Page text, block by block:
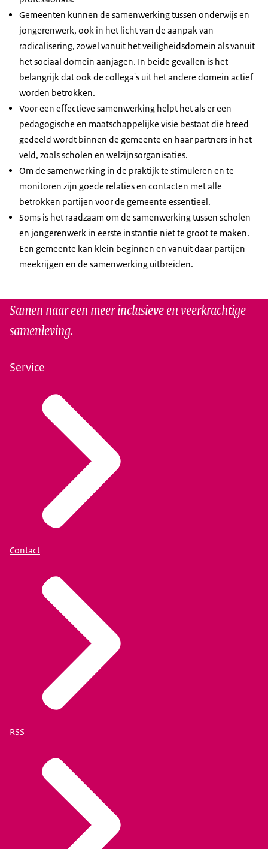
Gemeenten kunnen de samenwerking tussen onderwijs en
jongerenwerk, ook in het licht van de aanpak van
radicalisering, zowel vanuit het veiligheidsdomein als vanuit
het sociaal domein aanjagen. In beide gevallen is het
belangrijk dat ook de collega's uit het andere domein actief
worden betrokken.
Voor een effectieve samenwerking helpt het als er een
pedagogische en maatschappelijke visie bestaat die breed
gedeeld wordt binnen de gemeente en haar partners in het
veld, zoals scholen en welzijnsorganisaties.
Om de samenwerking in de praktijk te stimuleren en te
monitoren zijn goede relaties en contacten met alle
betrokken partijen voor de gemeente essentieel.
Soms is het raadzaam om de samenwerking tussen scholen
en jongerenwerk in eerste instantie niet te groot te maken.
Een gemeente kan klein beginnen en vanuit daar partijen
meekrijgen en de samenwerking uitbreiden.
Samen naar een meer inclusieve en veerkrachtige
samenleving.
Service
Contact
RSS